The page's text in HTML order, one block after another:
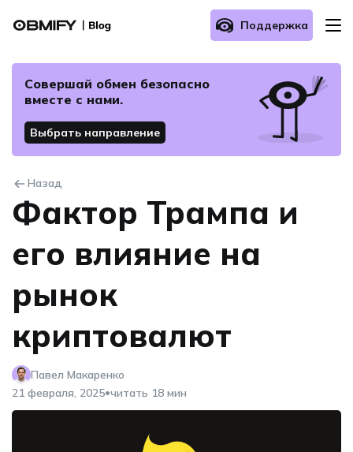
Поддержка
Как осуществить обмен?
Связаться с нами
Совершай обмен безопасно
вместе с нами.
Выбрать направление
Назад
Фактор Трампа и
его влияние на
рынок
криптовалют
Павел Макаренко
21 февраля, 2025•читать 18 мин